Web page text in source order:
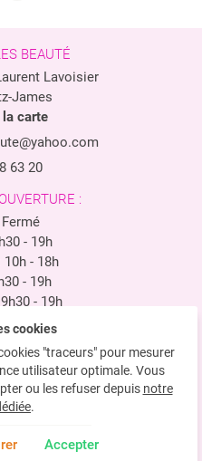
BEAUTÉ
Lavoisier
James
carte
63 20
:
- 19h
- 18h
- 19h
- 19h
- 19h
Légales
d'utilisation
cookies
"traceurs" pour mesurer
utilisateur optimale. Vous
ou les refuser depuis notre
.
Accepter